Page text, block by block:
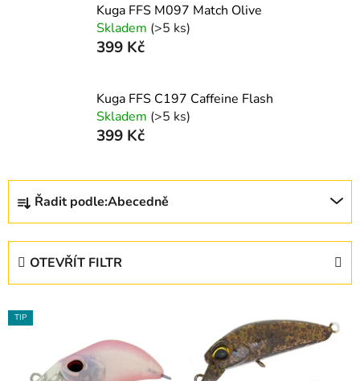
Kuga FFS M097 Match Olive
Skladem (>5 ks)
399 Kč
Kuga FFS C197 Caffeine Flash
Skladem (>5 ks)
399 Kč
Ř
z
p
Řadit podle:Abecedně
OTEVŘÍT FILTR
V
ý
TIP